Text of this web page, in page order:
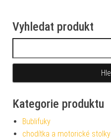
Vyhledat produkt
Kategorie produktu
Bublifuky
chodítka a motorické stolky